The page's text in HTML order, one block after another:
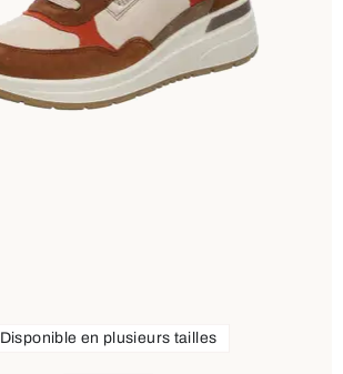
Disponible en plusieurs tailles